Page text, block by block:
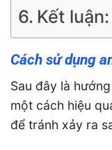
Kết luận:
Cách sử dụng
Sau đây là
một cách hiệu
để tránh xảy ra